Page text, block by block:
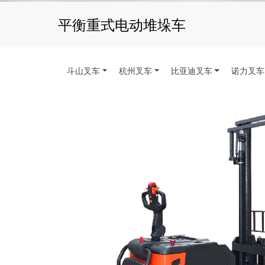
平衡重式电动堆垛车
斗山叉车 杭州叉车 比亚迪叉车 诺力叉车